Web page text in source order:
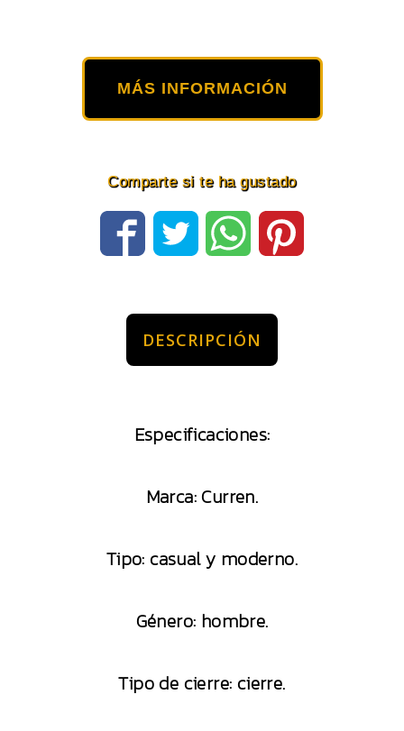
MÁS INFORMACIÓN
Comparte si te ha gustado
DESCRIPCIÓN
Especificaciones:
Marca: Curren.
Tipo: casual y moderno.
Género: hombre.
Tipo de cierre: cierre.